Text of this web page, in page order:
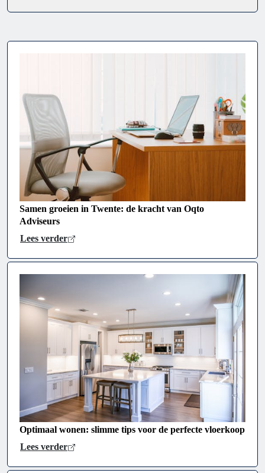
Samen groeien in Twente: de kracht van Oqto
Adviseurs
Lees verder
Optimaal wonen: slimme tips voor de perfecte vloerkoop
Lees verder